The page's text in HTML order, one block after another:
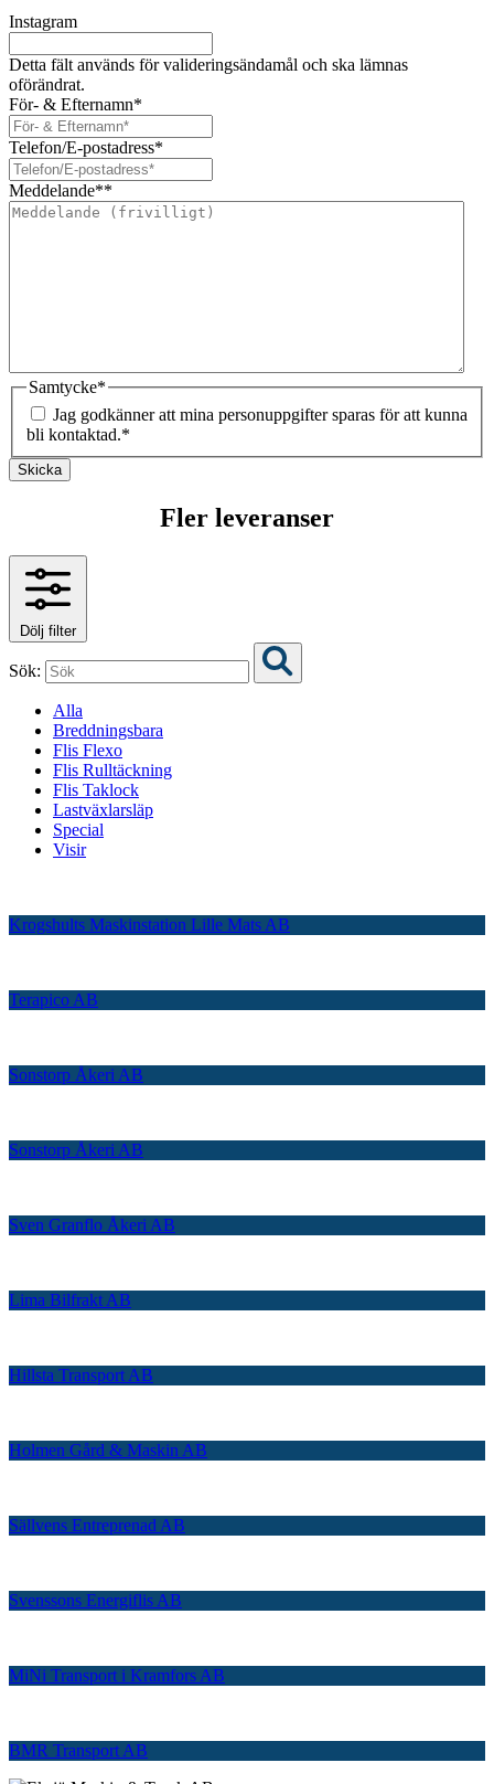
Instagram
Detta fält används för valideringsändamål och ska lämnas
oförändrat.
För- & Efternamn*
Telefon/E-postadress*
Meddelande**
Samtycke*
Jag godkänner att mina personuppgifter sparas för att kunna
bli kontaktad.*
Skicka
Fler leveranser
Dölj filter
Sök:
Alla
Breddningsbara
Flis Flexo
Flis Rulltäckning
Flis Taklock
Lastväxlarsläp
Special
Visir
Krogshults Maskinstation Lille Mats AB
Terapico AB
Sonstorp Åkeri AB
Sonstorp Åkeri AB
Sven Granflo Åkeri AB
Lima Bilfrakt AB
Hillsta Transport AB
Holmen Gård & Maskin AB
Sällvens Entreprenad AB
Svenssons Energiflis AB
MiNi Transport i Kramfors AB
BMR Transport AB